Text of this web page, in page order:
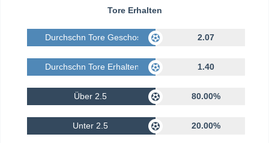
Tore Erhalten
Durchschn Tore Geschossen 2.07
Durchschn Tore Erhalten 1.40
Über 2.5 80.00%
Unter 2.5 20.00%